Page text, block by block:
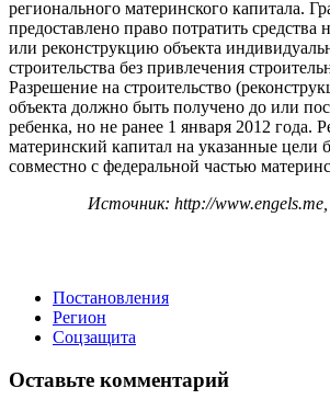
регионального материнского капитала.
предоставлено право потратить средства
или реконструкцию объекта
строительства без привлечения
Разрешение на строительство
объекта должно быть получено до или
ребенка, но не ранее 1 января 2012 года.
материнский капитал на указанные цели
совместно с федеральной частью
Источник: http://
Постановления
Регион
Соцзащита
Оставьте комментарий